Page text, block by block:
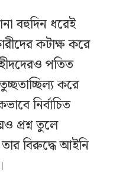
বহুদিন ধরেই
কটাক্ষ করে
পতিত
করে
নির্বাচিত
প্রশ্ন তুলে
বিরুদ্ধে আইনি